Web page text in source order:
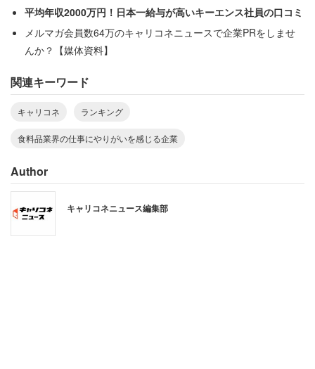
社員が働きやすい環境を実現すべく「労働時間の適正化」
に積極的に取り組み、ノー残業デーの実施や有給休暇の取
2年連続で「健康経営優良法人（ホワイト500）」に認定
グループとして女性の活躍支援や仕事と家庭との両立支援
制度に注力しており、産前・産後休暇、育児休業後の復職
率および定着率（復職後2か月が経過しても在籍している
社員の割合）は100％。対象家族1名につき通算365日取得
可能な介護休業など、介護と両立する社員に対しても手厚
平均年収2000万円！日本一給与が高いキーエンス社員の口コミ
メルマガ会員数64万のキャリコネニュースで企業PRをしませ
んか？【媒体資料】
関連キーワード
キャリコネ ランキング
食料品業界の仕事にやりがいを感じる企業
Author
キャリコネニュース編集部